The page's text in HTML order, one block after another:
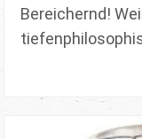
Bereichernd!